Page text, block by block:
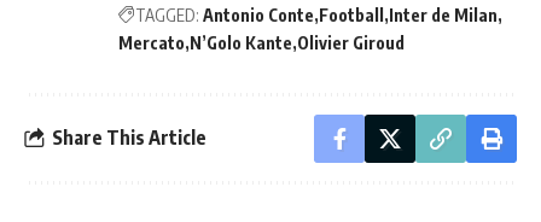
TAGGED: Antonio Conte Football
Inter de Milan
Mercato N’Golo Kante Olivier Giroud
Share This Article